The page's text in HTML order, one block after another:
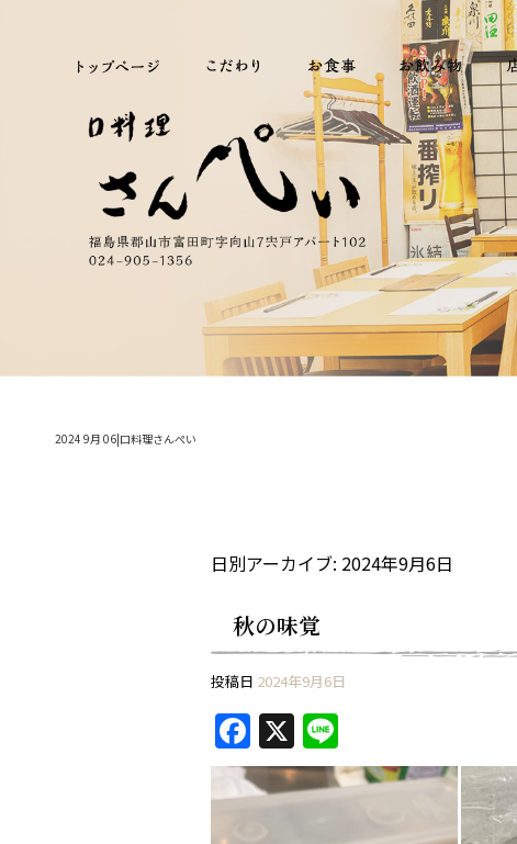
2024 9月 06|口料理さんぺい
日別アーカイブ: 2024年9月6日
秋の味覚
投稿日 2024年9月6日
F
a
c
X
n
e